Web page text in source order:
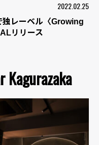
2022.02.25
レーベル〈Growing
リリース
Kagurazaka